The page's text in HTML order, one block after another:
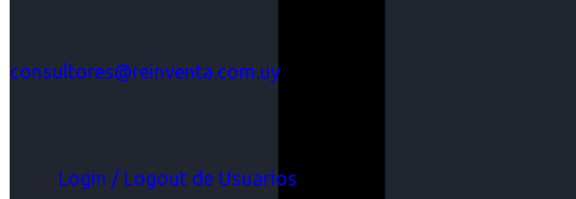
consultores@reinventa.com.uy
Login / Logout de Usuarios